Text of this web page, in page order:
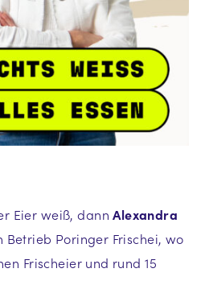
Eier weiß, dannAlexandra
Betrieb Poringer Frischei, wo
Frischeier und rund 15